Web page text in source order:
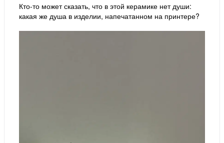
Кто-то может сказать, что в этой керамике нет души:
какая же душа в изделии, напечатанном на принтере?